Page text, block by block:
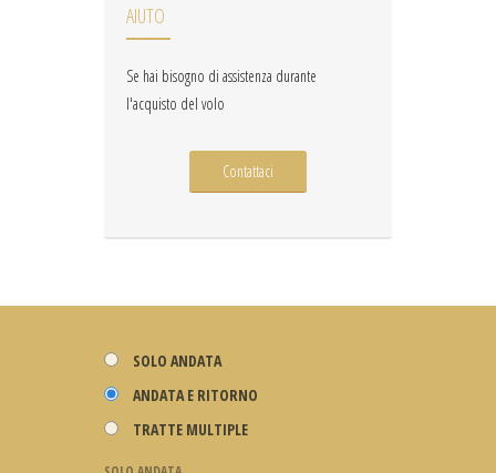
AIUTO
Se hai bisogno di assistenza durante
l'acquisto del volo
Contattaci
SOLO ANDATA
ANDATA E RITORNO
TRATTE MULTIPLE